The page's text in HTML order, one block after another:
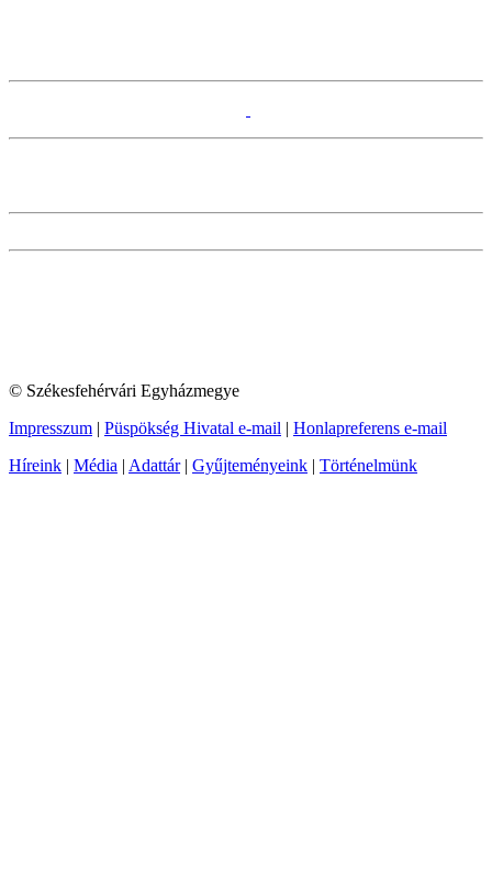
© Székesfehérvári Egyházmegye
Impresszum | Püspökség Hivatal e-mail | Honlapreferens e-mail
Híreink | Média | Adattár| Gyűjteményeink | Történelmünk